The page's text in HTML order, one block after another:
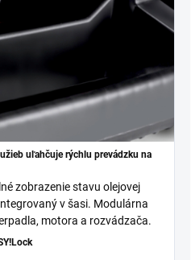
uľahčuje rýchlu prevádzku na
zobrazenie stavu olejovej
v šasi. Modulárna
motora a rozvádzača.